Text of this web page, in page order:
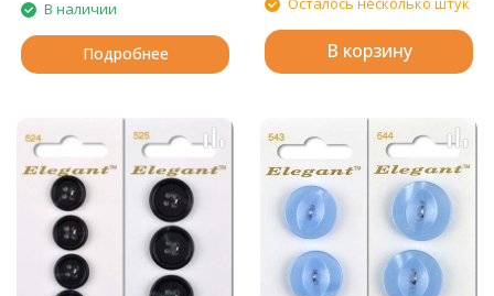
В наличии
Подробнее В корзину